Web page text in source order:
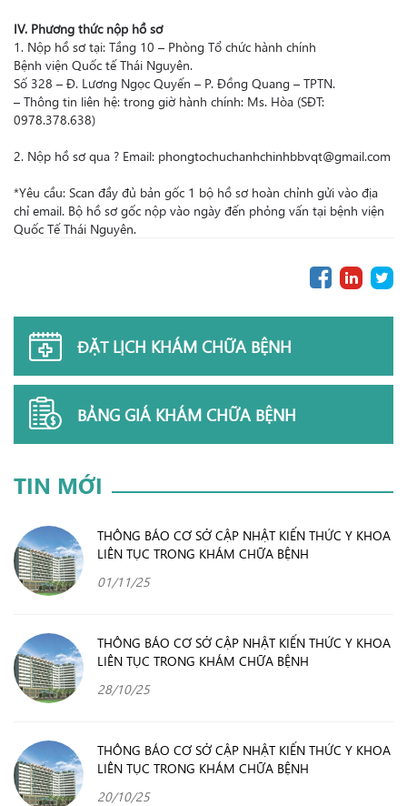
IV. Phương thức nộp hồ sơ
1. Nộp hồ sơ tại: Tầng 10 – Phòng Tổ chức hành chính
Bệnh viện Quốc tế Thái Nguyên.
Số 328 – Đ. Lương Ngọc Quyến – P. Đồng Quang – TPTN.
– Thông tin liên hệ: trong giờ hành chính: Ms. Hòa (SĐT:
0978.378.638)
2. Nộp hồ sơ qua ? Email: phongtochuchanhchinhbbvqt@gmail.com
*Yêu cầu: Scan đầy đủ bản gốc 1 bộ hồ sơ hoàn chỉnh gửi vào địa
chỉ email. Bộ hồ sơ gốc nộp vào ngày đến phỏng vấn tại bệnh viện
Quốc Tế Thái Nguyên.
ĐẶT LỊCH KHÁM CHỮA BỆNH
BẢNG GIÁ KHÁM CHỮA BỆNH
TIN MỚI
THÔNG BÁO CƠ SỞ CẬP NHẬT KIẾN THỨC Y KHOA
LIÊN TỤC TRONG KHÁM CHỮA BỆNH
01/11/25
THÔNG BÁO CƠ SỞ CẬP NHẬT KIẾN THỨC Y KHOA
LIÊN TỤC TRONG KHÁM CHỮA BỆNH
28/10/25
THÔNG BÁO CƠ SỞ CẬP NHẬT KIẾN THỨC Y KHOA
LIÊN TỤC TRONG KHÁM CHỮA BỆNH
20/10/25